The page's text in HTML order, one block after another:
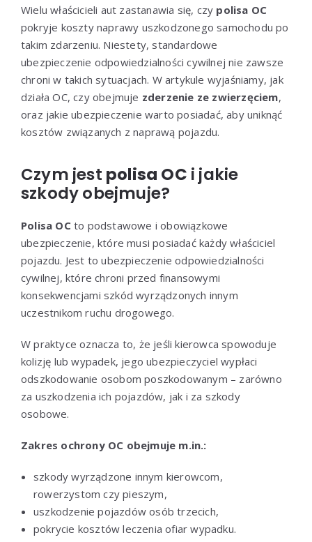
Wielu właścicieli aut zastanawia się, czy polisa OC
pokryje koszty naprawy uszkodzonego samochodu po
takim zdarzeniu. Niestety, standardowe
ubezpieczenie odpowiedzialności cywilnej nie zawsze
chroni w takich sytuacjach. W artykule wyjaśniamy, jak
działa OC, czy obejmuje zderzenie ze zwierzęciem,
oraz jakie ubezpieczenie warto posiadać, aby uniknąć
kosztów związanych z naprawą pojazdu.
Czym jest polisa OC i jakie
szkody obejmuje?
Polisa OCto podstawowe i obowiązkowe
ubezpieczenie, które musi posiadać każdy właściciel
pojazdu. Jest to ubezpieczenie odpowiedzialności
cywilnej, które chroni przed finansowymi
konsekwencjami szkód wyrządzonych innym
uczestnikom ruchu drogowego.
W praktyce oznacza to, że jeśli kierowca spowoduje
kolizję lub wypadek, jego ubezpieczyciel wypłaci
odszkodowanie osobom poszkodowanym – zarówno
za uszkodzenia ich pojazdów, jak i za szkody
osobowe.
Zakres ochrony OC obejmuje m.in.:
szkody wyrządzone innym kierowcom,
rowerzystom czy pieszym,
uszkodzenie pojazdów osób trzecich,
pokrycie kosztów leczenia ofiar wypadku.